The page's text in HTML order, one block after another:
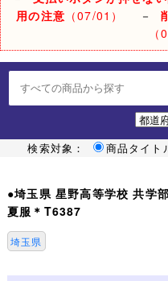
用の注意 （07/01） －
検索対象： 商品タイト
●埼玉県 星野高等学校 共学
夏服＊T6387
埼玉県